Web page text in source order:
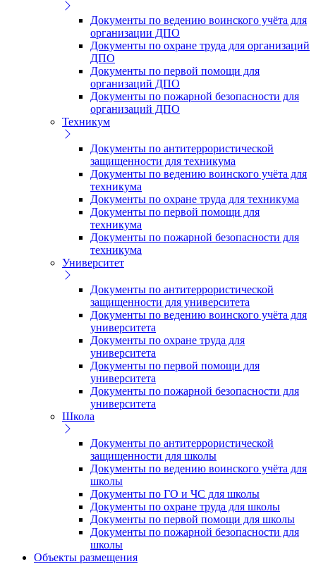
Документы по ведению воинского учёта для
организации ДПО
Документы по охране труда для организаций
ДПО
Документы по первой помощи для
организаций ДПО
Документы по пожарной безопасности для
организаций ДПО
Техникум
Документы по антитеррористической
защищенности для техникума
Документы по ведению воинского учёта для
техникума
Документы по охране труда для техникума
Документы по первой помощи для
техникума
Документы по пожарной безопасности для
техникума
Университет
Документы по антитеррористической
защищенности для университета
Документы по ведению воинского учёта для
университета
Документы по охране труда для
университета
Документы по первой помощи для
университета
Документы по пожарной безопасности для
университета
Школа
Документы по антитеррористической
защищенности для школы
Документы по ведению воинского учёта для
школы
Документы по ГО и ЧС для школы
Документы по охране труда для школы
Документы по первой помощи для школы
Документы по пожарной безопасности для
школы
Объекты размещения